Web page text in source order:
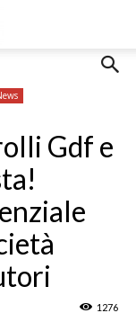
Gdf e
1276